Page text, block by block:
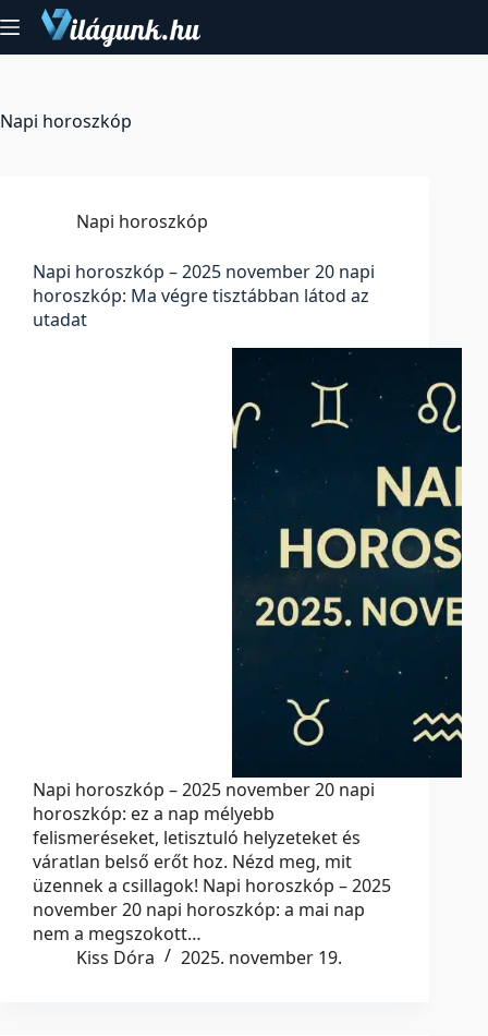
to
content
Napi horoszkóp
Napi horoszkóp
Napi horoszkóp – 2025 november 20 napi
horoszkóp: Ma végre tisztábban látod az
utadat
Napi horoszkóp – 2025 november 20 napi
horoszkóp: ez a nap mélyebb
felismeréseket, letisztuló helyzeteket és
váratlan belső erőt hoz. Nézd meg, mit
üzennek a csillagok! Napi horoszkóp – 2025
november 20 napi horoszkóp: a mai nap
nem a megszokott…
Kiss Dóra
2025. november 19.